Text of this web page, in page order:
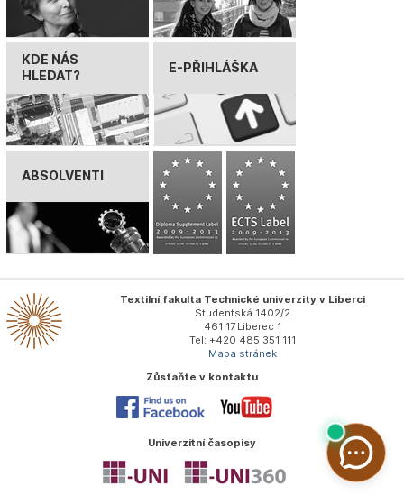
KDE NÁS
HLEDAT?
E-PŘIHLÁŠKA
ABSOLVENTI
Textilní fakulta Technické univerzity v Liberci
Studentská 1402/2
461 17 Liberec 1
Tel: +420 485 351 111
Mapa stránek
Zůstaňte v kontaktu
Univerzitní časopisy